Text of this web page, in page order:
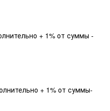
+ 1% от суммы -
+ 1% от суммы-